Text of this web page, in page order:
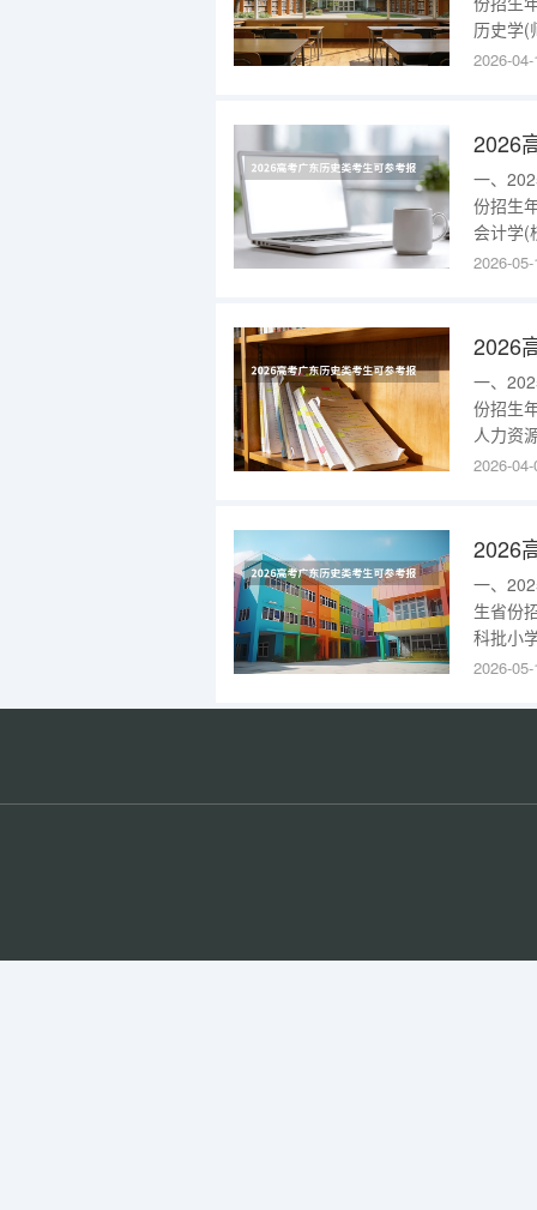
历史学(
区
2026-
一、
份招生
会计学(
部
2026-
一、
份招生
人力资
(未央校
2026-
一、
生省份
科批小
语文教
部
2026-